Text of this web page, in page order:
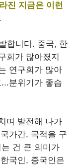
진 지금은 이런
합니다. 중국, 한
회가 많아졌지
연구회가 많아
분위기가 좋습
며 발전해 나가
가간, 국적을 구
건 큰 의미가
국인, 중국인은